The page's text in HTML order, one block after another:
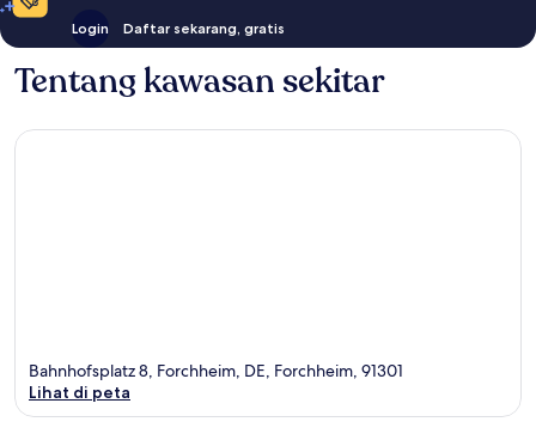
Login Daftar sekarang, gratis
Tentang kawasan sekitar
Bahnhofsplatz 8, Forchheim, DE, Forchheim, 91301
Lihat di peta